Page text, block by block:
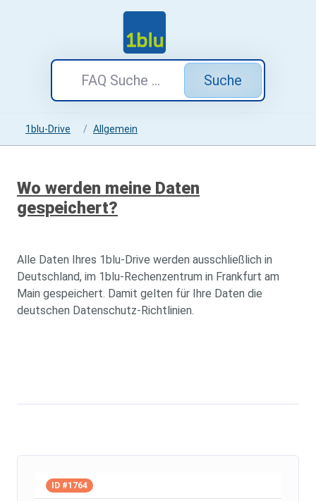
Suche
1blu-Drive Allgemein
Wo werden meine Daten
gespeichert?
Alle Daten Ihres 1blu-Drive werden ausschließlich in
Deutschland, im 1blu-Rechenzentrum in Frankfurt am
Main gespeichert. Damit gelten für Ihre Daten die
deutschen Datenschutz-Richtlinien.
ID #1764